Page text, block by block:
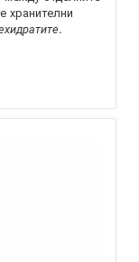
хранителни
.